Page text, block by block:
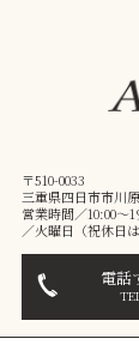
〒510-0033
三重県四日市市川
営業時間／10:00
／火曜日（祝休日は
電話